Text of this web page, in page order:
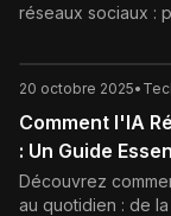
réseaux sociaux :
20 octobre 2025•
Comment l'IA
: Un Guide
Découvrez
au quotidien : de